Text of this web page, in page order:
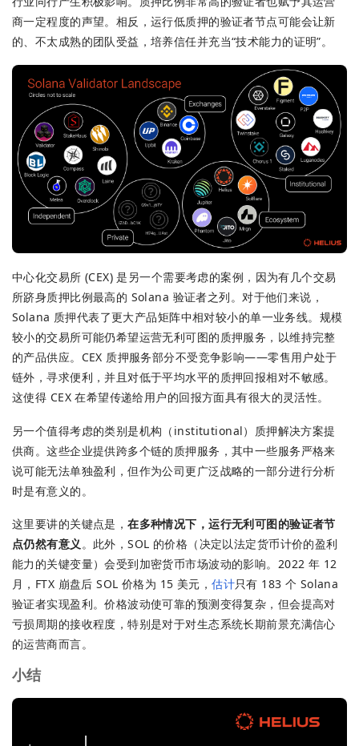
商一定程度的声望。相反，运行低质押的验证者节点可能会让新
的、不太成熟的团队受益，培养信任并充当“技术能力的证明”。
中心化交易所 (CEX) 是另一个需要考虑的案例，因为有几个交易
所跻身质押比例最高的 Solana 验证者之列。对于他们来说，
Solana 质押代表了更大产品矩阵中相对较小的单一业务线。规模
较小的交易所可能仍希望运营无利可图的质押服务，以维持完整
的产品供应。CEX 质押服务部分不受竞争影响——零售用户处于
链外，寻求便利，并且对低于平均水平的质押回报相对不敏感。
这使得 CEX 在希望传递给用户的回报方面具有很大的灵活性。
另一个值得考虑的类别是机构（institutional）质押解决方案提
供商。这些企业提供跨多个链的质押服务，其中一些服务严格来
说可能无法单独盈利，但作为公司更广泛战略的一部分进行分析
时是有意义的。
这里要讲的关键点是，在多种情况下，运行无利可图的验证者节
点仍然有意义。此外，SOL 的价格（决定以法定货币计价的盈利
能力的关键变量）会受到加密货币市场波动的影响。2022 年 12
月，FTX 崩盘后 SOL 价格为 15 美元，估计只有 183 个 Solana
验证者实现盈利。价格波动使可靠的预测变得复杂，但会提高对
亏损周期的接收程度，特别是对于对生态系统长期前景充满信心
的运营商而言。
小结